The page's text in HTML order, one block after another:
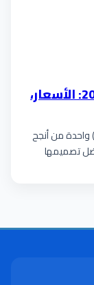
جدول صيانات شانجان ايدو بلس 2026: الأسعار،
تعتبر سيارة شانجان إيدو بلس (Changan Eado Plus) واحدة من أنجح
تصميمها